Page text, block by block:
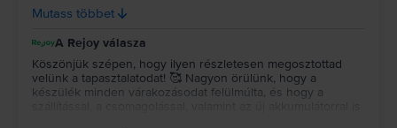
találtam rajta,2 napja rajta lógok és most kell csak töltenem.
Nagyon elégedett vagyok, szuper terméket kaptam 3 havi
részletfizetéssel. Remélem sokáig hű társam lesz! Köszönöm
Rejoy! 😍
Mutass többet
A Rejoy válasza
Köszönjük szépen, hogy ilyen részletesen megosztottad
velünk a tapasztalatodat! 🥰 Nagyon örülünk, hogy a
készülék minden várakozásodat felülmúlta, és hogy a